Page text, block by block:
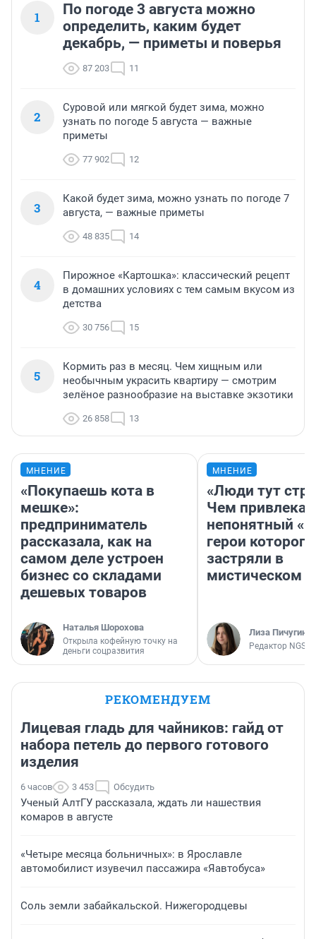
1
По погоде 3 августа можно
определить, каким будет
декабрь, — приметы и поверья
87 203 11
2
Суровой или мягкой будет зима, можно
узнать по погоде 5 августа — важные
приметы
77 902 12
3
Какой будет зима, можно узнать по погоде 7
августа, — важные приметы
48 835 14
4
Пирожное «Картошка»: классический рецепт
в домашних условиях с тем самым вкусом из
детства
30 756 15
5
Кормить раз в месяц. Чем хищным или
необычным украсить квартиру — смотрим
зелёное разнообразие на выставке экзотики
26 858 13
МНЕНИЕ
«Покупаешь кота в
мешке»:
предприниматель
рассказала, как на
самом деле устроен
бизнес со складами
дешевых товаров
Наталья Шорохова
Открыла кофейную точку на
деньги соцразвития
МНЕНИЕ
«Люди тут
Чем
непонятный
герои которого
застряли в
мистическом
Лиза Пичугина
Редактор
РЕКОМЕНДУЕМ
Лицевая гладь для чайников: гайд от
набора петель до первого готового
изделия
6 часов 3 453 Обсудить
Ученый АлтГУ рассказала, ждать ли нашествия
комаров в августе
«Четыре месяца больничных»: в Ярославле
автомобилист изувечил пассажира «Яавтобуса»
Соль земли забайкальской. Нижегородцевы